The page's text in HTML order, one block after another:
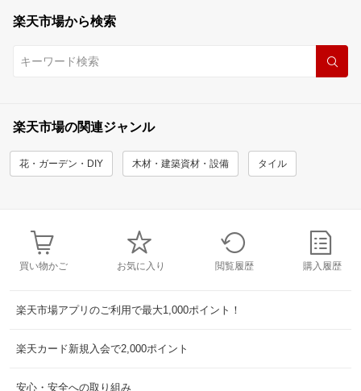
楽天市場から検索
楽天市場の関連ジャンル
花・ガーデン・DIY 木材・建築資材・設備 タイル
買い物かご お気に入り 閲覧履歴 購入履歴
楽天市場アプリのご利用で最大1,000ポイント！
楽天カード新規入会で2,000ポイント
安心・安全への取り組み